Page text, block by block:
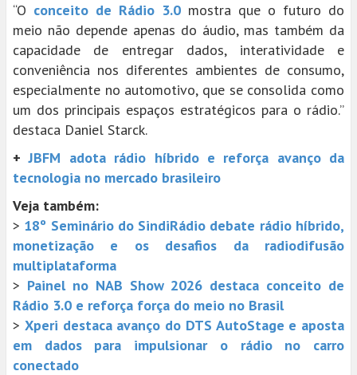
“O conceito de Rádio 3.0 mostra que o futuro do
meio não depende apenas do áudio, mas também da
capacidade de entregar dados, interatividade e
conveniência nos diferentes ambientes de consumo,
especialmente no automotivo, que se consolida como
um dos principais espaços estratégicos para o rádio.”
destaca Daniel Starck.
+JBFM adota rádio híbrido e reforça avanço da
tecnologia no mercado brasileiro
Veja também:
> 18º Seminário do SindiRádio debate rádio híbrido,
monetização e os desafios da radiodifusão
multiplataforma
> Painel no NAB Show 2026 destaca conceito de
Rádio 3.0 e reforça força do meio no Brasil
> Xperi destaca avanço do DTS AutoStage e aposta
em dados para impulsionar o rádio no carro
conectado